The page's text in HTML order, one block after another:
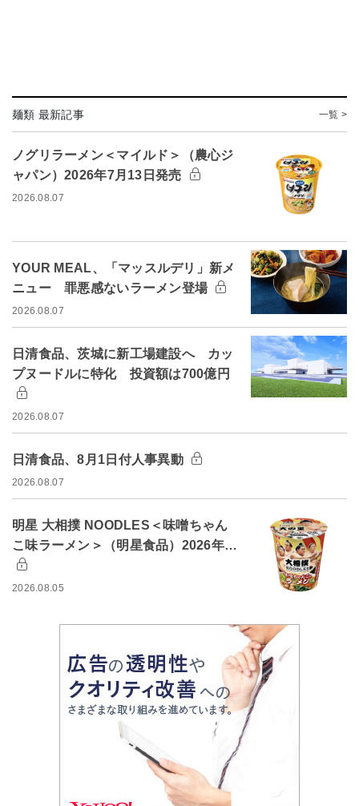
麺類 最新記事 一覧 >
ノグリラーメン＜マイルド＞（農心ジ
ャパン）2026年7月13日発売
2026.08.07
YOUR MEAL、「マッスルデリ」新メ
ニュー 罪悪感ないラーメン登場
2026.08.07
日清食品、茨城に新工場建設へ カッ
プヌードルに特化 投資額は700億円
2026.08.07
日清食品、8月1日付人事異動
2026.08.07
明星 大相撲 NOODLES＜味噌ちゃん
こ味ラーメン＞（明星食品）2026年…
2026.08.05